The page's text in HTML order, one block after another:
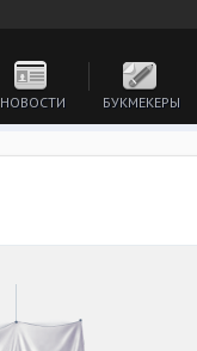
НОВОСТИ БУКМЕКЕРЫ